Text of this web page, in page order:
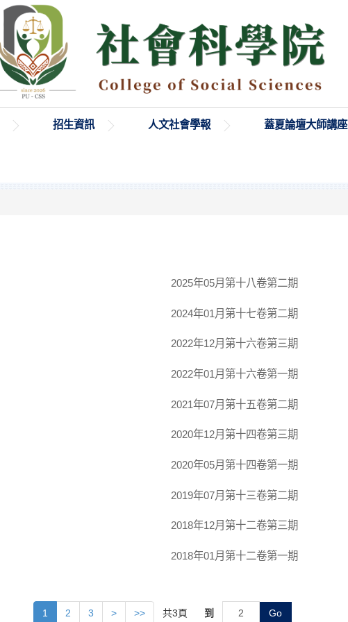
招生資訊 人文社會學報 蓋夏論壇大師講座
2025年05月第十八卷第二期
2024年01月第十七卷第二期
2022年12月第十六卷第三期
2022年01月第十六卷第一期
2021年07月第十五卷第二期
2020年12月第十四卷第三期
2020年05月第十四卷第一期
2019年07月第十三卷第二期
2018年12月第十二卷第三期
2018年01月第十二卷第一期
1 2 3 > >> 共3頁 到 Go